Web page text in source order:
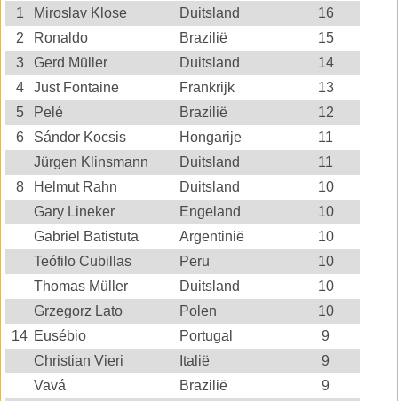
1
Miroslav Klose Duitsland
16
2
Ronaldo Brazilië
15
3
Gerd Müller Duitsland
14
4
Just Fontaine Frankrijk
13
5
Pelé Brazilië
12
6
Sándor Kocsis Hongarije
11
Jürgen Klinsmann
Duitsland
11
8
Helmut Rahn Duitsland
10
Gary Lineker
Engeland
10
Gabriel Batistuta
Argentinië
10
Teófilo Cubillas
Peru
10
Thomas Müller
Duitsland
10
Grzegorz Lato
Polen
10
14 Eusébio Portugal
9
Christian Vieri
Italië
9
Vavá
Brazilië
9